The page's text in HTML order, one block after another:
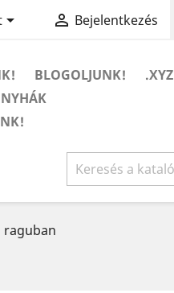
  Bejelentkezés
BLOGOLJUNK!
.XYZ
raguban